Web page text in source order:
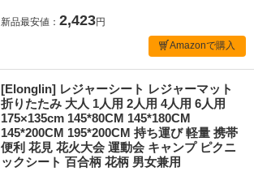
新品最安値： 2,423円
Amazonで購入
[Elonglin] レジャーシート レジャーマット
折りたたみ 大人 1人用 2人用 4人用 6人用
175×135cm 145*80CM 145*180CM
145*200CM 195*200CM 持ち運び 軽量 携帯
便利 花見 花火大会 運動会 キャンプ ピクニ
ックシート 百合柄 花柄 男女兼用